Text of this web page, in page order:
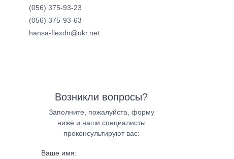
(056) 375-93-23
(056) 375-93-63
hansa-flexdn@ukr.net
Возникли вопросы?
Заполните, пожалуйста, форму
ниже и наши специалисты
проконсультируют вас:
Ваше имя: